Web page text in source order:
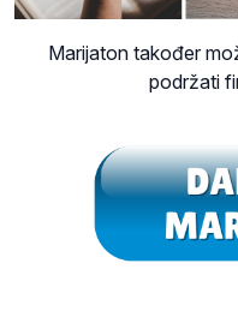
Marijaton također
podržati